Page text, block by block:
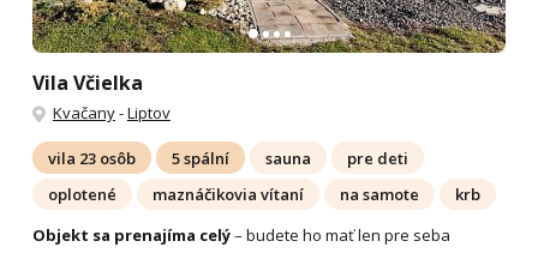
Vila Včielka
Kvačany-Liptov
vila 23 osôb 5 spální sauna
pre deti
oplotené
maznáčikovia vítaní na samote
krb
Objekt sa prenajíma celý– budete ho mať len pre seba